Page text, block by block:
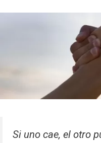
Si uno cae, el otro